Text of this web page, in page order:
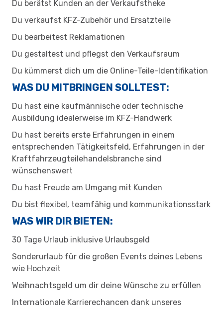
Du berätst Kunden an der Verkaufstheke
Du verkaufst KFZ-Zubehör und Ersatzteile
Du bearbeitest Reklamationen
Du gestaltest und pflegst den Verkaufsraum
Du kümmerst dich um die Online-Teile-Identifikation
WAS DU MITBRINGEN SOLLTEST:
Du hast eine kaufmännische oder technische
Ausbildung idealerweise im KFZ-Handwerk
Du hast bereits erste Erfahrungen in einem
entsprechenden Tätigkeitsfeld, Erfahrungen in der
Kraftfahrzeugteilehandelsbranche sind
wünschenswert
Du hast Freude am Umgang mit Kunden
Du bist flexibel, teamfähig und kommunikationsstark​
WAS WIR DIR BIETEN:
30 Tage Urlaub inklusive Urlaubsgeld
Sonderurlaub für die großen Events deines Lebens
wie Hochzeit
Weihnachtsgeld um dir deine Wünsche zu erfüllen
Internationale Karrierechancen dank unseres